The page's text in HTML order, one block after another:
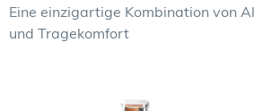
Eine einzigartige Kombination von
und Tragekomfort